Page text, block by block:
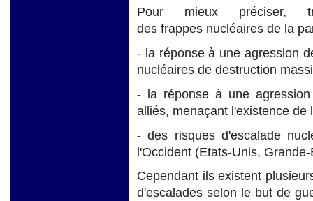
Pour mieux préciser,
des frappes nucléaires de la
- la réponse à une agression
nucléaires de destruction
- la réponse à une
alliés, menaçant l'existence de
- des risques d'escalade
l'Occident (Etats-Unis,
Cependant ils existent
d'escalades selon le but de